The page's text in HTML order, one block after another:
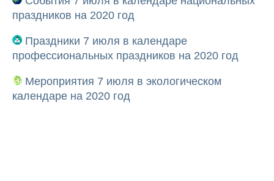
праздников на 2020 год
Праздники 7 июля в календаре
профессиональных праздников на 2020 год
Мероприятия 7 июля в экологическом
календаре на 2020 год